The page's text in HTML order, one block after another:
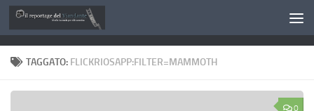
Salta al contenuto
TAGGATO: FLICKRIOSAPP:FILTER=MAMMOTH
0